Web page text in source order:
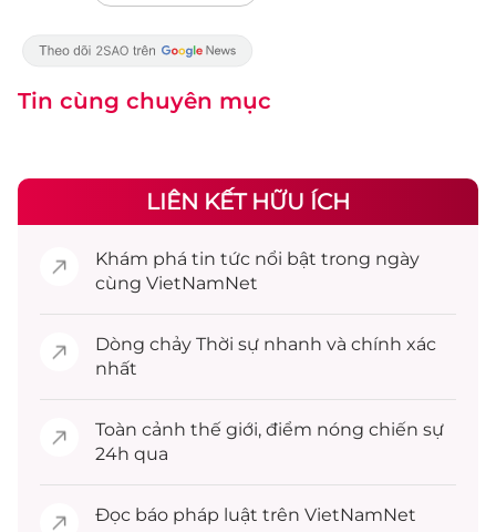
Tin cùng chuyên mục
LIÊN KẾT HỮU ÍCH
Khám phá tin tức nổi bật trong ngày
cùng VietNamNet
Dòng chảy Thời sự nhanh và chính xác
nhất
Toàn cảnh thế giới, điểm nóng chiến sự
24h qua
Đọc báo pháp luật trên VietNamNet